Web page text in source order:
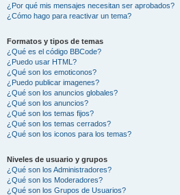
¿Por qué mis mensajes necesitan ser aprobados?
¿Cómo hago para reactivar un tema?
Formatos y tipos de temas
¿Qué es el código BBCode?
¿Puedo usar HTML?
¿Qué son los emoticonos?
¿Puedo publicar imagenes?
¿Qué son los anuncios globales?
¿Qué son los anuncios?
¿Qué son los temas fijos?
¿Qué son los temas cerrados?
¿Qué son los iconos para los temas?
Niveles de usuario y grupos
¿Qué son los Administradores?
¿Qué son los Moderadores?
¿Qué son los Grupos de Usuarios?